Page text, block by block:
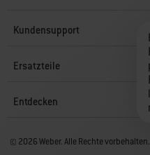
Kundensupport
Ersatzteile
Entdecken
© 2026 Weber. Alle Rechte vorbehalten.